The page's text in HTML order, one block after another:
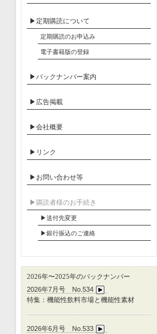
▶定期購読について
定期購読のお申込み
電子書籍版の登録
▶バックナンバー案内
▶広告掲載
▶会社概要
▶リンク
▶お問い合わせ等
▶︎購読者様のお手続き
▶送付先変更
▶︎銀行振込のご連絡
2026年〜2025年のバックナンバー
2026年7月号 No.534
特集：機能性飲料市場と機能性素材
2026年6月号 No.533